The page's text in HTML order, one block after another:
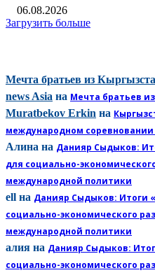
06.08.2026
Загрузить больше
Мечта братьев из
news Asia на Мечта братьев
Muratbekov Erkin на
международном соревновании
Алина на Данияр Сыдыков:
для социально-
международной политики
ell на Данияр Сыдыков: Итоги
социально-экономического
международной политики
алия на Данияр Сыдыков:
социально-экономического